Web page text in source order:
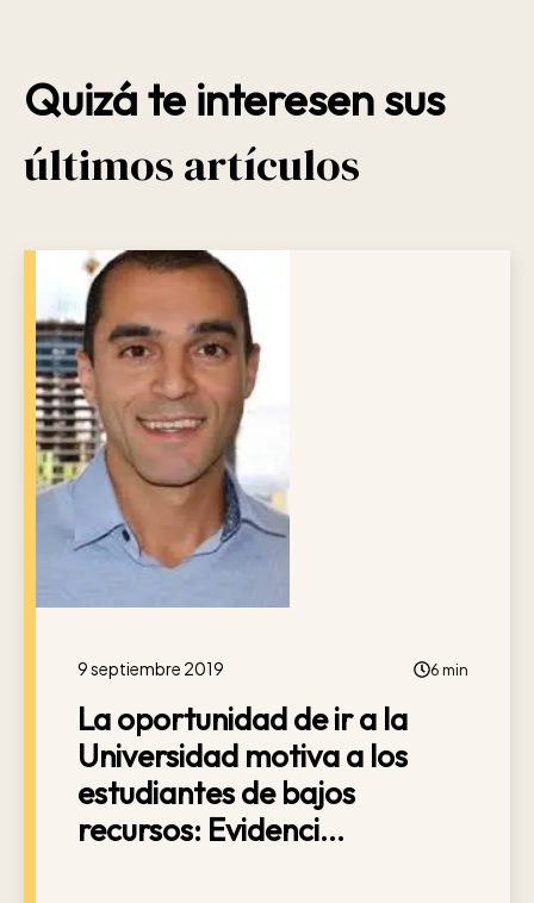
Quizá te interesen sus
últimos artículos
9 septiembre 2019 6 min
La oportunidad de ir a la
Universidad motiva a los
estudiantes de bajos
recursos: Evidenci...